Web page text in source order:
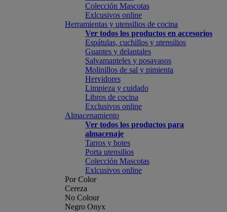
Colección Mascotas
Exlcusivos online
Herramientas y utensilios de cocina
Ver todos los productos en accesorios
Espátulas, cuchillos y utensilios
Guantes y delantales
Salvamanteles y posavasos
Molinillos de sal y pimienta
Hervidores
Limpieza y cuidado
Libros de cocina
Exclusivos online
Almacenamiento
Ver todos los productos para
almacenaje
Tarros y botes
Porta utensilios
Colección Mascotas
Exlcusivos online
Por Color
Cereza
No Colour
Negro Onyx